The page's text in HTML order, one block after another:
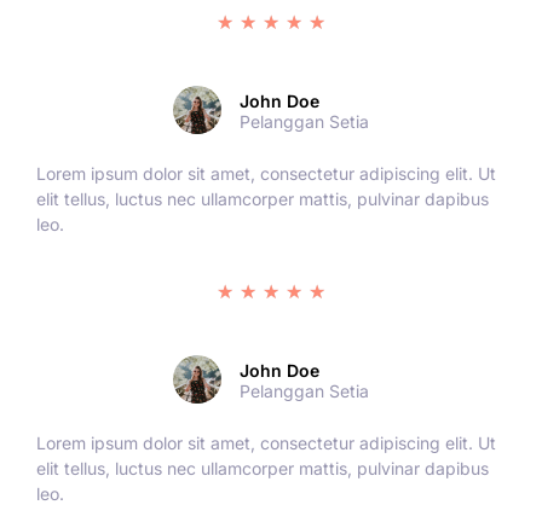
★ ★ ★ ★ ★
John Doe
Pelanggan Setia
Lorem ipsum dolor sit amet, consectetur adipiscing elit. Ut
elit tellus, luctus nec ullamcorper mattis, pulvinar dapibus
leo.
★ ★ ★ ★ ★
John Doe
Pelanggan Setia
Lorem ipsum dolor sit amet, consectetur adipiscing elit. Ut
elit tellus, luctus nec ullamcorper mattis, pulvinar dapibus
leo.